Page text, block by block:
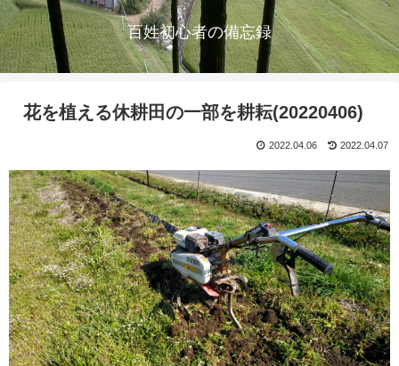
百姓初心者の備忘録
花を植える休耕田の一部を耕耘(20220406)
2022.04.07
2022.04.06